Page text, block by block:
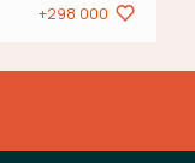
+298 000